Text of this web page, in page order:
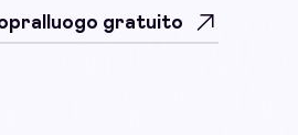
gratuito